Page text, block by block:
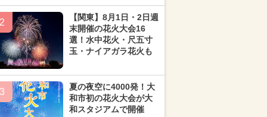
2
【関東】8月1日・2日週
末開催の花火大会16
選！水中花火・尺五寸
玉・ナイアガラ花火も
3
夏の夜空に4000発！大
和市初の花火大会が大
和スタジアムで開催